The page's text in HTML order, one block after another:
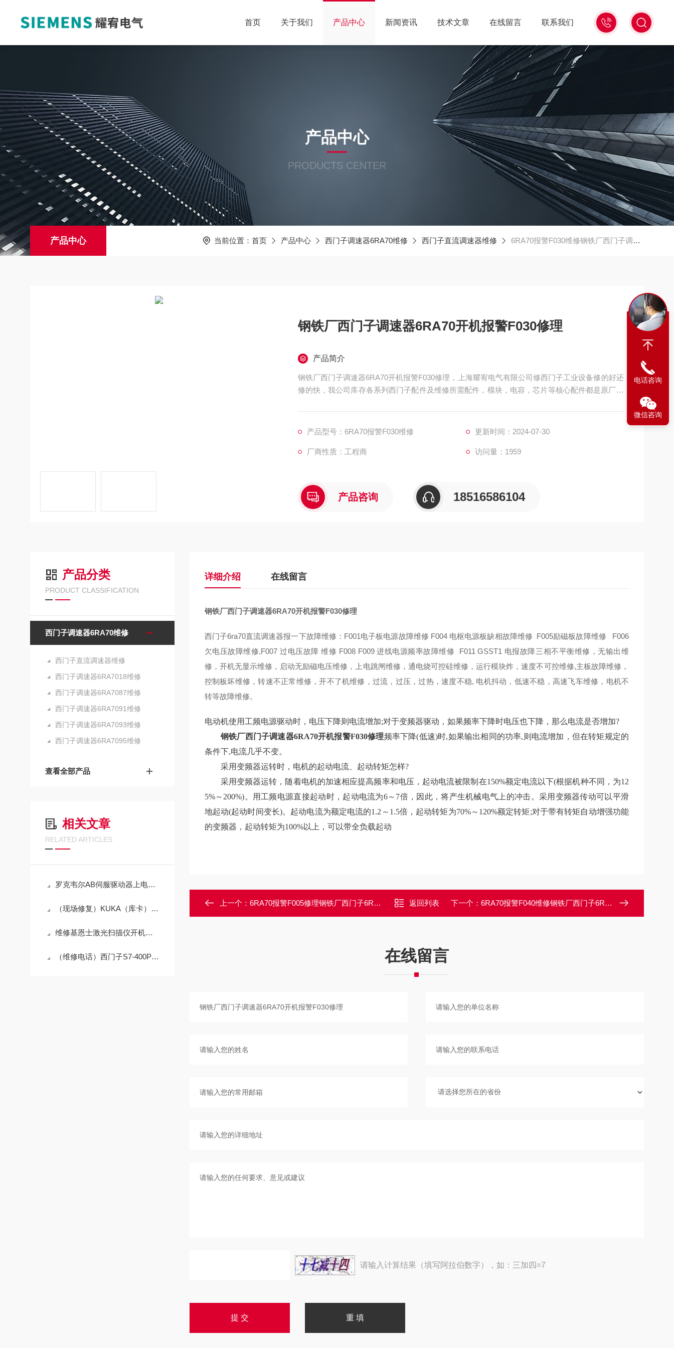
18516586104
微
首页 关于我们 产品中心 新闻资讯 技术文章 在线留言 联系我们
产品中心
PRODUCTS CENTER
产品中心 当前位置： 首页 产品中心 西门子调速器6RA70维修 西门子直流调速器维修 6RA70报警F030维修钢铁厂西门子调速器6RA70开机报警F030修理
钢铁厂西门子调速器6RA70开机报警F030修理
产品简介
钢铁厂西门子调速器6RA70开机报警F030修理，上海耀宥电气有限公司修西门子工业设备修的好还
修的快，我公司库存各系列西门子配件及维修所需配件，模块，电容，芯片等核心配件都是原厂，
的价格、良好的信誉，已得到同行及西门子用户的认可
产品型号：6RA70报警F030维修 更新时间：2024-07-30
厂商性质：工程商 访问量：1959
产品咨询 18516586104
产品分类
PRODUCT CLASSIFICATION
西门子调速器6RA70维修
西门子直流调速器维修
西门子调速器6RA7018维修
西门子调速器6RA7087维修
西门子调速器6RA7091维修
西门子调速器6RA7093维修
西门子调速器6RA7095维修
查看全部产品
相关文章
RELATED ARTICLES
罗克韦尔AB伺服驱动器上电报警E34故障维修解决
（现场修复）KUKA（库卡）机器人KCP4示教器进不去系统维修方法
维修基恩士激光扫描仪开机报错启动不了（当天修好故障）
（维修电话）西门子S7-400PLC上电所有灯同时闪烁修复专家
详细介绍 在线留言
钢铁厂西门子调速器6RA70开机报警F030修理
西门子6ra70直流调速器报一下故障维修：F001电子板电源故障维修 F004 电枢电源板缺相故障维修 F005励磁板故障维修 F006
欠电压故障维修,F007 过电压故障 维修 F008 F009 进线电源频率故障维修 F011 GSST1 电报故障三相不平衡维修，无输出维
修，开机无显示维修，启动无励磁电压维修，上电跳闸维修，通电烧可控硅维修，运行模块炸，速度不可控维修,主板故障维修，
控制板坏维修，转速不正常维修，开不了机维修，过流，过压，过热，速度不稳, 电机抖动，低速不稳，高速飞车维修，电机不
转等故障维修。
电动机使用工频电源驱动时，电压下降则电流增加;对于变频器驱动，如果频率下降时电压也下降，那么电流是否增加?
钢铁厂西门子调速器6RA70开机报警F030修理频率下降(低速)时,如果输出相同的功率,则电流增加，但在转矩规定的
条件下,电流几乎不变。
采用变频器运转时，电机的起动电流、起动转矩怎样?
采用变频器运转，随着电机的加速相应提高频率和电压，起动电流被限制在150%额定电流以下(根据机种不同，为12
5%～200%)。用工频电源直接起动时，起动电流为6～7倍，因此，将产生机械电气上的冲击。采用变频器传动可以平滑
地起动(起动时间变长)。起动电流为额定电流的1.2～1.5倍，起动转矩为70%～120%额定转矩;对于带有转矩自动增强功能
的变频器，起动转矩为100%以上，可以带全负载起动
上一个： 6RA70报警F005修理钢铁厂西门子6RA70调速器启动报警F005维修 返回列表 下一个： 6RA70报警F040维修钢铁厂西门子6RA70调速器启动报警F040修理
在线留言
请输入计算结果（填写阿拉伯数字），如：三加四=7
电话咨询
微信咨询